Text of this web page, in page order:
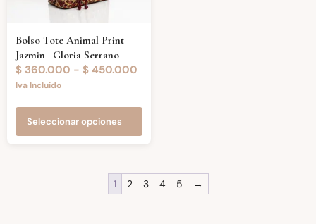
Bolso Tote Animal Print
Jazmin | Gloria Serrano
$ 360.000 - $ 450.000
Iva Incluido
Seleccionar opciones
1 2 3 4 5 →